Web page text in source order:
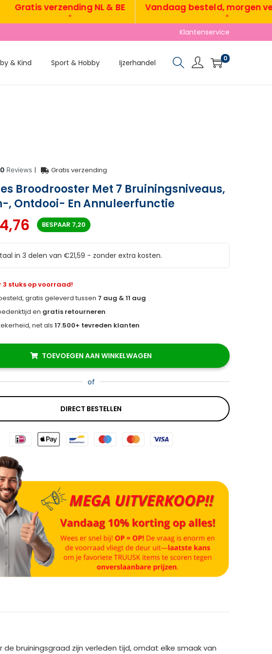
verzending NL & BE Vandaag besteld, morgen
Klantenservice
& Kind Sport & Hobby Ijzerhandel 0
| Gratis verzending
Broodrooster Met 7 Bruiningsniveaus,
, Ontdooi- En Annuleerfunctie
BESPAAR 7,20
in 3 delen van €21,59 - zonder extra kosten.
3 stuks op voorraad!
gratis geleverd tussen 7 aug & 11 aug
en gratis retourneren
net als17.500+ tevreden klanten
TOEVOEGEN AAN WINKELWAGEN
of
DIRECT BESTELLEN
bruiningsgraad zijn verleden tijd, omdat elke smaak van